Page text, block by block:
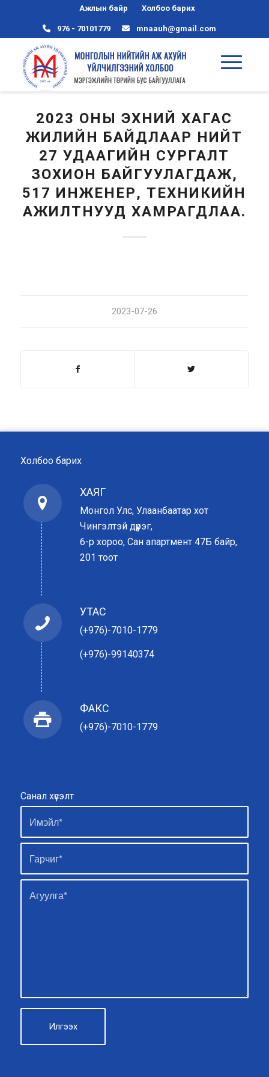
Ажлын байр Холбоо барих
976 - 70101779 mnaauh@gmail.com
2023 ОНЫ ЭХНИЙ ХАГАС
ЖИЛИЙН БАЙДЛААР НИЙТ
27 УДААГИЙН СУРГАЛТ
ЗОХИОН БАЙГУУЛАГДАЖ,
517 ИНЖЕНЕР, ТЕХНИКИЙН
АЖИЛТНУУД ХАМРАГДЛАА.
2023-07-26
Холбоо барих
ХАЯГ
Монгол Улс, Улаанбаатар хот
Чингэлтэй дүүрэг,
6-р хороо, Сан апартмент 47Б байр,
201 тоот
УТАС
(+976)-7010-1779
(+976)-99140374
ФАКС
(+976)-7010-1779
Санал хүсэлт